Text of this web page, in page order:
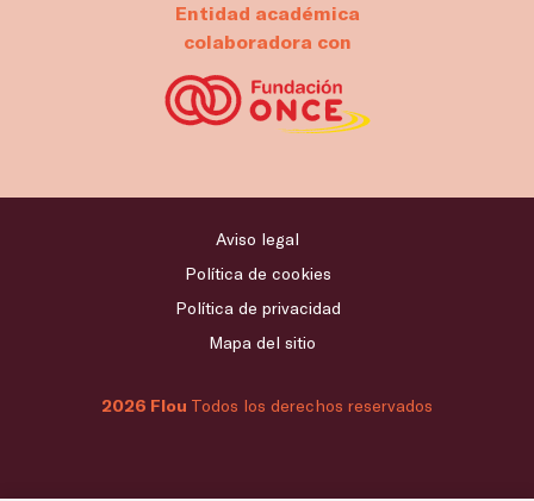
Entidad académica
colaboradora con
2026 Flou Todos los derechos reservados
Aviso legal
Política de cookies
Política de privacidad
Mapa del sitio